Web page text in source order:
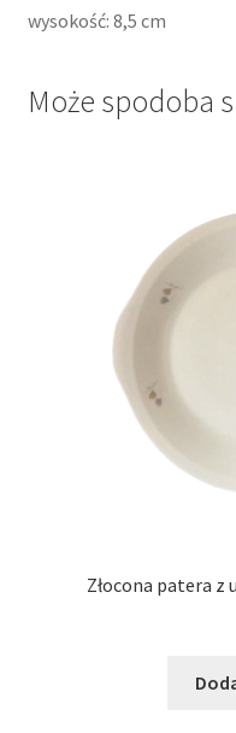
wysokość: 8,5 cm
Może spodoba
Złocona patera z